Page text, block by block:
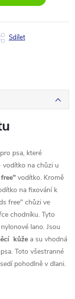
Sdílet
pro psa, které
vodítko na chůzi u
free" vodítko. Kromě
na fixování k
free" chůzi ve
chodníku. Tyto
nylonové lano. Jsou
kůže a su vhodná
psa. Toto všestranné
sedí pohodlně v dlani.